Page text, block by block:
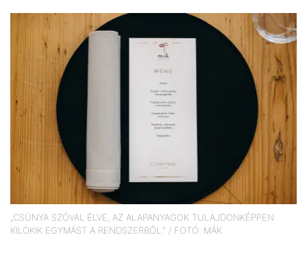
„CSÚNYA SZÓVAL ÉLVE, AZ ALAPANYAGOK TULAJDONKÉPPEN
KILÖKIK EGYMÁST A RENDSZERBŐL." / FOTÓ: MÁK